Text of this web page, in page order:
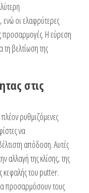
οι ελαφρύτερες
προσαρμογές. Η εύρεση
τη βελτίωση της
στις
ρυθμιζόμενες
να
απόδοση. Αυτές
αλλαγή της κλίσης, της
κεφαλής του putter.
να προσαρμόσουν τους